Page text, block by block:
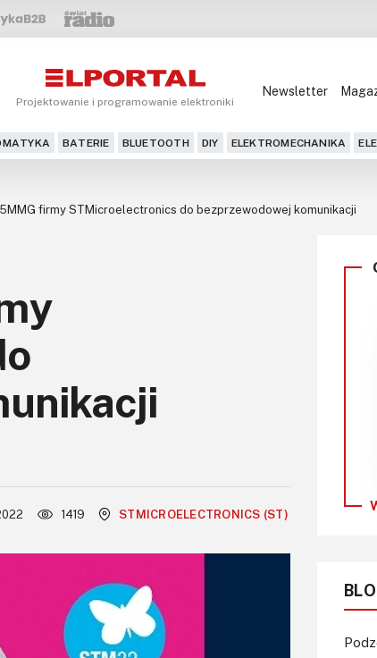
Projektowanie i programowanie elektroniki
Newsletter
BATERIE BLUETOOTH DIY ELEKTROMECHANIKA
firmy STMicroelectronics do bezprzewodowej komunikacji
1419 STMICROELECTRONICS (ST)